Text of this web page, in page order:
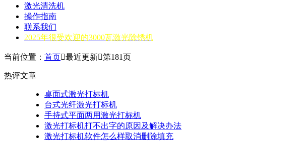
激光清洗机
操作指南
联系我们
2025年很受欢迎的3000瓦激光除锈机
当前位置： 首页最近更新第181页
热评文章
桌面式激光打标机
台式光纤激光打标机
手持式平面两用激光打标机
激光打标机打不出字的原因及解决办法
激光打标机软件怎么样取消删除填充